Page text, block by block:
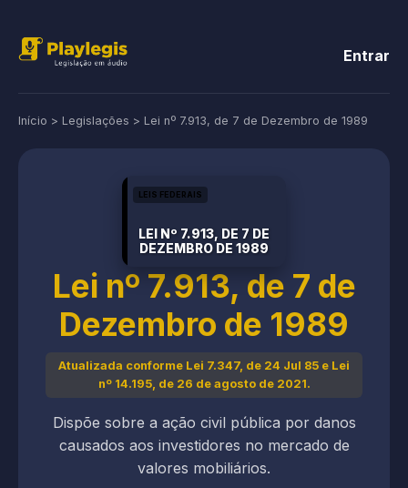
Entrar
Início > Legislações > Lei nº 7.913, de 7 de Dezembro de 1989
LEIS FEDERAIS
LEI Nº 7.913, DE 7 DE
DEZEMBRO DE 1989
Lei nº 7.913, de 7 de
Dezembro de 1989
Atualizada conforme Lei 7.347, de 24 Jul 85 e Lei
nº 14.195, de 26 de agosto de 2021.
Dispõe sobre a ação civil pública por danos
causados aos investidores no mercado de
valores mobiliários.